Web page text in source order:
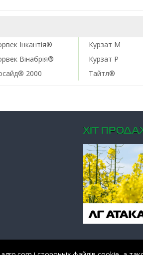
Інкантія®
Вінабрія®
2000
Курзат М
Курзат Р
Тайтл®
ХIТ